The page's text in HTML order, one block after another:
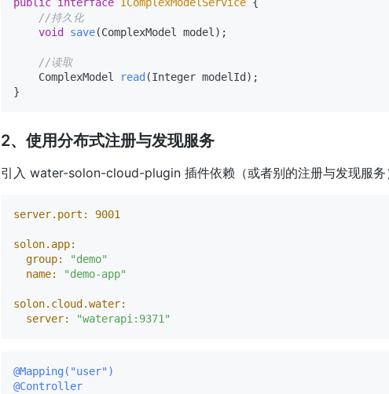
//持久化
void
save(ComplexModel model) ;
//读取
    ComplexModel
read (Integer modelId) ;
2、使用分布式注册与发现服务
引入 water-solon-cloud-plugin 插件依赖（或者别的注册与发现服务
server.port: 9001
solon.app:
group:
"demo"
name:
"demo-app"
solon.cloud.water:
server:
"waterapi:9371"
@Mapping("user")
@Controller